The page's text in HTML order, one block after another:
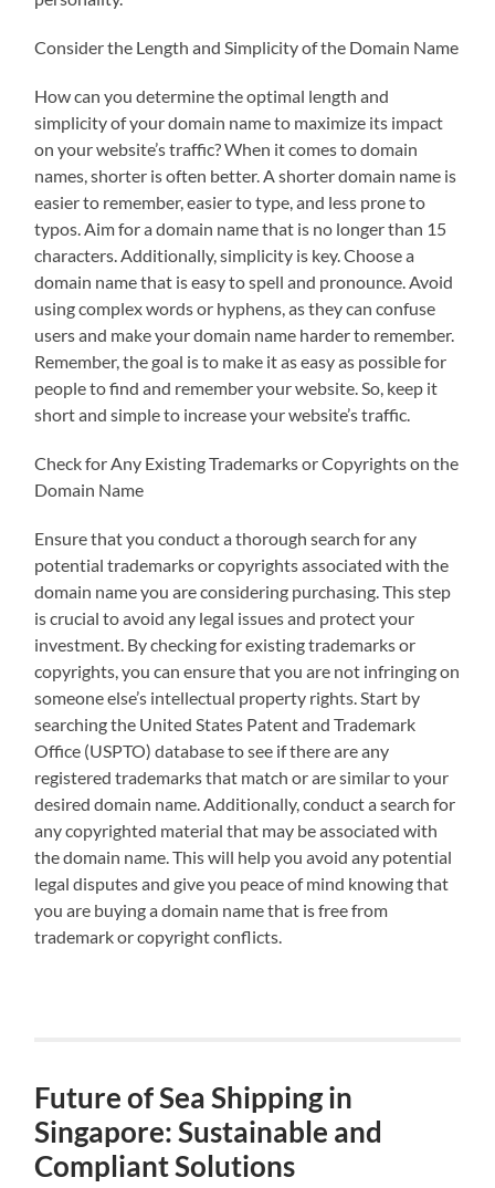
Consider the Length and Simplicity of the Domain Name
How can you determine the optimal length and
simplicity of your domain name to maximize its impact
on your website’s traffic? When it comes to domain
names, shorter is often better. A shorter domain name is
easier to remember, easier to type, and less prone to
typos. Aim for a domain name that is no longer than 15
characters. Additionally, simplicity is key. Choose a
domain name that is easy to spell and pronounce. Avoid
using complex words or hyphens, as they can confuse
users and make your domain name harder to remember.
Remember, the goal is to make it as easy as possible for
people to find and remember your website. So, keep it
short and simple to increase your website’s traffic.
Check for Any Existing Trademarks or Copyrights on the
Domain Name
Ensure that you conduct a thorough search for any
potential trademarks or copyrights associated with the
domain name you are considering purchasing. This step
is crucial to avoid any legal issues and protect your
investment. By checking for existing trademarks or
copyrights, you can ensure that you are not infringing on
someone else’s intellectual property rights. Start by
searching the United States Patent and Trademark
Office (USPTO) database to see if there are any
registered trademarks that match or are similar to your
desired domain name. Additionally, conduct a search for
any copyrighted material that may be associated with
the domain name. This will help you avoid any potential
legal disputes and give you peace of mind knowing that
you are buying a domain name that is free from
trademark or copyright conflicts.
Future of Sea Shipping in
Singapore: Sustainable and
Compliant Solutions